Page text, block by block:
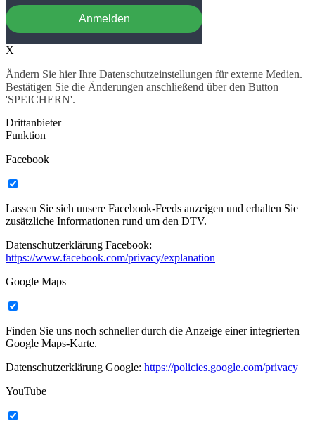
Anmelden
X
Ändern Sie hier Ihre Datenschutzeinstellungen für externe Medien.
Bestätigen Sie die Änderungen anschließend über den Button
'SPEICHERN'.
Drittanbieter
Funktion
Facebook
Lassen Sie sich unsere Facebook-Feeds anzeigen und erhalten Sie
zusätzliche Informationen rund um den DTV.
Datenschutzerklärung Facebook:
https://www.facebook.com/privacy/explanation
Google Maps
Finden Sie uns noch schneller durch die Anzeige einer integrierten
Google Maps-Karte.
Datenschutzerklärung Google: https://policies.google.com/privacy
YouTube